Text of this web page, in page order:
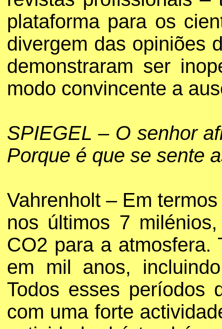
plataforma para os
divergem das opiniões
demonstraram ser
modo convincente a
SPIEGEL – O senhor
Porque é que se sente
Vahrenholt – Em
nos últimos 7
CO2 para a atmosfera.
em mil anos,
Todos esses períodos
com uma forte